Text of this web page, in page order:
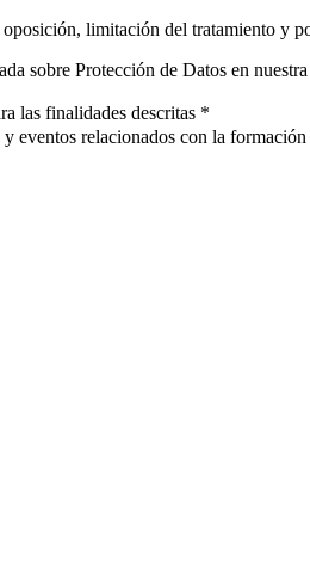
limitación del tratamiento y
sobre Protección de Datos en nuestra
las finalidades descritas *
eventos relacionados con la formación